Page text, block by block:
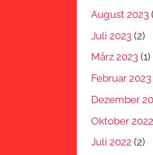
August 2023
Juli 2023 (2)
März 2023 (1)
Februar 2023
Dezember
Oktober 2022
Juli 2022 (2)